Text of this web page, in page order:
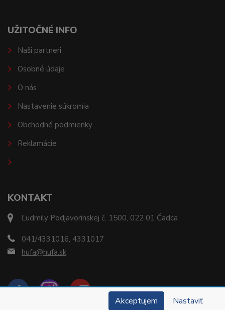
KONTAKT
Ľudmily Podjavorinskej č. 1500, 022 01 Čadca
041/4331016, 4331017
hufa@hufa.sk
UŽITOČNÉ INFO
Naši partneri
Osobné údaje
O nás
Nastavenie súkromia
Obchodné podmienky
Reklamácie
Akceptujem Nastaviť